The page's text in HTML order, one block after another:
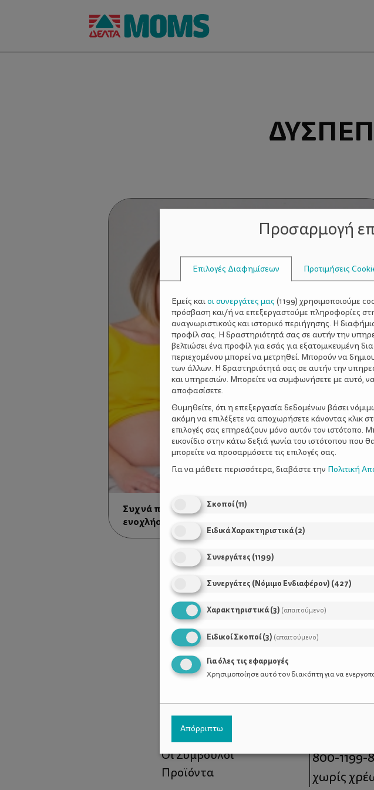
Συχνά προβλήματα (φυσιολογικές
ενοχλήσεις) στην εγκυμοσύνη
Χρήσιμοι Σύνδεσμοι
Τι είναι το ΔΕΛΤΑ moms
Οι Σύμβουλοι
Προϊόντα
800-1199-
χωρίς
Προσαρμογή
Επιλογές Διαφημίσεων Προτιμήσεις
Εμείς καιοι συνεργάτες μας (1199) χρησιμοποιούμε
πρόσβαση και/ή να επεξεργαστούμε πληροφορίες
αναγνωριστικούς και ιστορικό περιήγησης. Η
προφίλ σας. Η δραστηριότητά σας σε αυτήν την
βελτιώσει ένα προφίλ για εσάς για εξατομικευμένη
περιεχομένου μπορεί να μετρηθεί. Μπορούν να
των άλλων. Η δραστηριότητά σας σε αυτήν την
και υπηρεσιών. Μπορείτε να συμφωνήσετε με αυτό,
αποφασίσετε.
Θυμηθείτε, ότι η επεξεργασία δεδομένων βάσει
ακόμη να επιλέξετε να αποχωρήσετε κάνοντας κλικ
επιλογές σας επηρεάζουν μόνο αυτόν τον ιστότοπο.
εικονίδιο στην κάτω δεξιά γωνία του ιστότοπου
μπορείτε να προσαρμόσετε τις επιλογές σας.
Για να μάθετε περισσότερα, διαβάστε την Πολιτική
Σκοποί(11)
Ειδικά Χαρακτηριστικά(2)
Συνεργάτες (1199)
Συνεργάτες (Νόμιμο Ενδιαφέρον) (427)
Χαρακτηριστικά(3) (απαιτούμενο)
Ειδικοί Σκοποί(3) (απαιτούμενο)
Για όλες τις εφαρμογές
Χρησιμοποίησε αυτό τον διακόπτη για να
Απόρριπτω